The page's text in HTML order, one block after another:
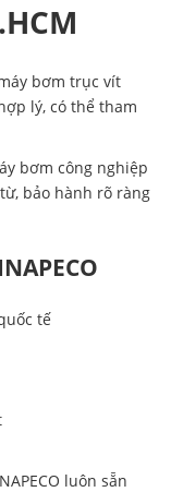
bơm trục vít
lý, có thể tham
bơm công nghiệp
bảo hành rõ ràng
tế
luôn sẵn